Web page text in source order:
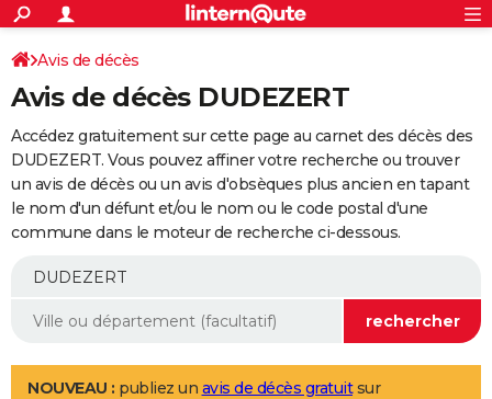
ACTUALITÉS
Politique
Société
Faits Divers
Education
Monde
Villes
+
SPORT
Coupe du monde 2026
Football
Tennis
Cyclisme
Rugby
Forum
Programme TV
TNT
Streaming
Cinéma
Sorties cinéma
Musique
+
FINANCE
Impôts
Immobilier
Risques naturels par ville
Banque
Assurance
Crédit
AUTO
Essais
Réserver un essai
Citadines
Berlines
SUV
Forum auto
+
Mobiles
Meilleur smartphone
Internet
Ordinateurs
Jeux vidéo
Guide high-tech
Aménagement intérieur
LIFESTYLE
Avis de décès
Avis de décès DUDEZERT
Accédez gratuitement sur cette page au carnet des décès des
DUDEZERT. Vous pouvez affiner votre recherche ou trouver
un avis de décès ou un avis d'obsèques plus ancien en tapant
le nom d'un défunt et/ou le nom ou le code postal d'une
commune dans le moteur de recherche ci-dessous.
NOUVEAU : publiez un avis de décès gratuitsur